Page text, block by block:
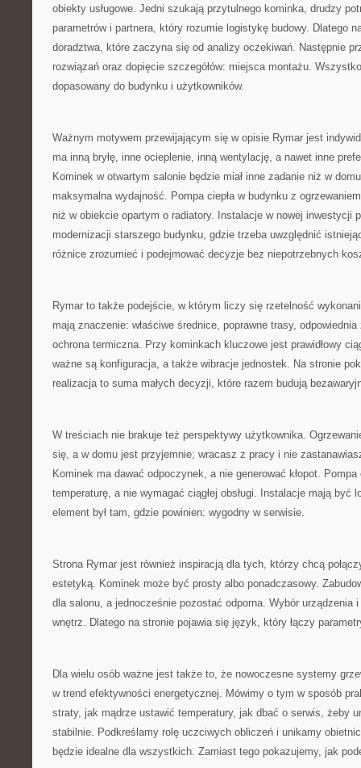
obiekty usługowe. Jedni szukają przytulnego kominka, drudzy
parametrów i partnera, który rozumie logistykę budowy. Dlatego
doradztwa, które zaczyna się od analizy oczekiwań. Następnie
rozwiązań oraz dopięcie szczegółów: miejsca montażu.
dopasowany do budynku i użytkowników.
Ważnym motywem przewijającym się w opisie Rymar jest
ma inną bryłę, inne ocieplenie, inną wentylację, a nawet inne
Kominek w otwartym salonie będzie miał inne zadanie niż w
maksymalna wydajność. Pompa ciepła w budynku z
niż w obiekcie opartym o radiatory. Instalacje w nowej inwestycji
modernizacji starszego budynku, gdzie trzeba uwzględnić
różnice zrozumieć i podejmować decyzje bez niepotrzebnych
Rymar to także podejście, w którym liczy się rzetelność
mają znaczenie: właściwe średnice, poprawne trasy,
ochrona termiczna. Przy kominkach kluczowe jest prawidłowy
ważne są konfiguracja, a także wibracje jednostek. Na stronie
realizacja to suma małych decyzji, które razem budują
W treściach nie brakuje też perspektywy użytkownika.
się, a w domu jest przyjemnie; wracasz z pracy i nie
Kominek ma dawać odpoczynek, a nie generować kłopot. Pompa
temperaturę, a nie wymagać ciągłej obsługi. Instalacje mają być
element był tam, gdzie powinien: wygodny w serwisie.
Strona Rymar jest również inspiracją dla tych, którzy chcą
estetyką. Kominek może być prosty albo ponadczasowy.
dla salonu, a jednocześnie pozostać odporna. Wybór urządzenia i
wnętrz. Dlatego na stronie pojawia się język, który łączy
Dla wielu osób ważne jest także to, że nowoczesne systemy
w trend efektywności energetycznej. Mówimy o tym w sposób
straty, jak mądrze ustawić temperatury, jak dbać o serwis, żeby
stabilnie. Podkreślamy rolę uczciwych obliczeń i unikamy
będzie idealne dla wszystkich. Zamiast tego pokazujemy, jak